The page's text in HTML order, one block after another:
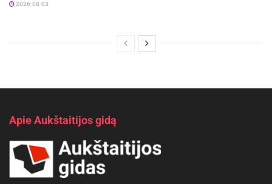
2026-08-03
Apie Aukštaitijos gidą